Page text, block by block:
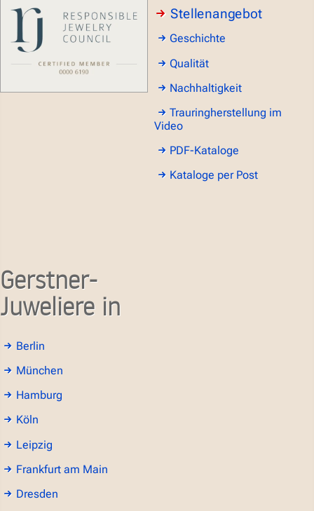
Stellenangebot
Geschichte
Qualität
Nachhaltigkeit
Trauringherstellung im
Video
PDF-Kataloge
Kataloge per Post
Gerstner-
Juweliere in
Berlin
München
Hamburg
Köln
Leipzig
Frankfurt am Main
Dresden